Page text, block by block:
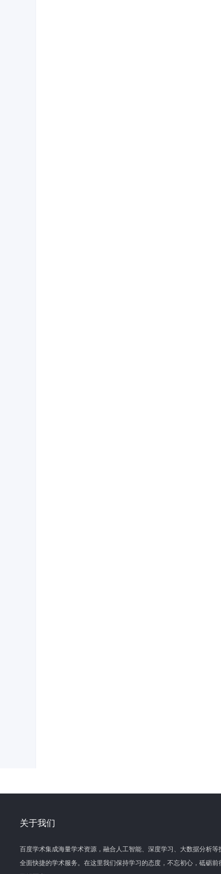
关于我们
百度学术集成海量学术资源，融合人工智能、深度学习、大数据分析
全面快捷的学术服务。在这里我们保持学习的态度，不忘初心，砥砺前